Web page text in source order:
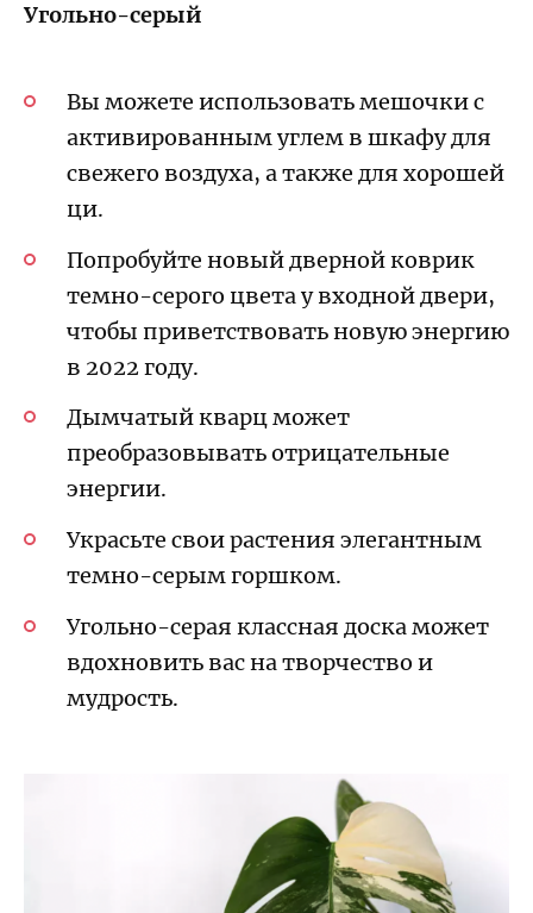
Угольно-серый
Вы можете использовать мешочки с
активированным углем в шкафу для
свежего воздуха, а также для хорошей
ци.
Попробуйте новый дверной коврик
темно-серого цвета у входной двери,
чтобы приветствовать новую энергию
в 2022 году.
Дымчатый кварц может
преобразовывать отрицательные
энергии.
Украсьте свои растения элегантным
темно-серым горшком.
Угольно-серая классная доска может
вдохновить вас на творчество и
мудрость.